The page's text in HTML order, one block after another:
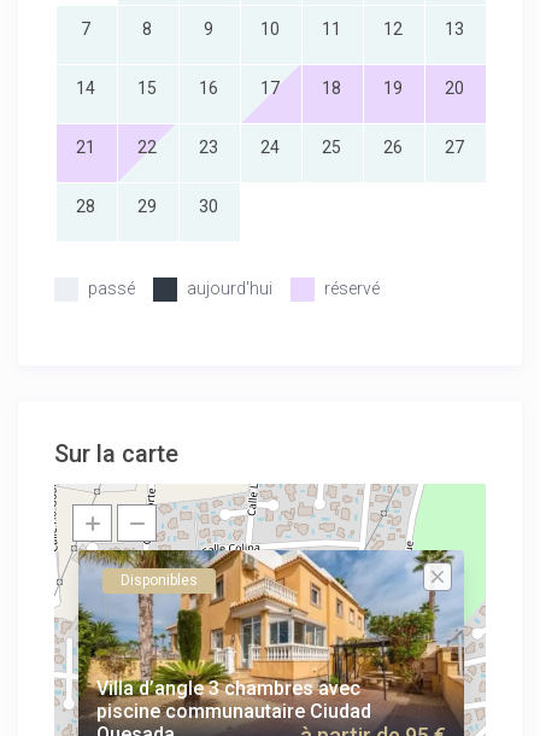
7 8 9 10 11 12 13
14 15 16 17 18 19 20
21 22 23 24 25 26 27
28 29 30
passé aujourd'hui réservé
Sur la carte
Disponibles
Villa d’angle 3 chambres avec
piscine communautaire Ciudad